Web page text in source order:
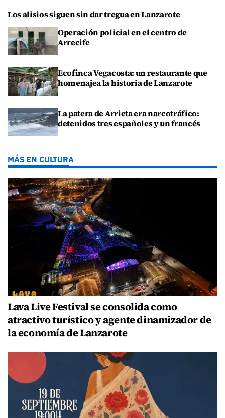
Los alisios siguen sin dar tregua en Lanzarote
Operación policial en el centro de
Arrecife
Ecofinca Vegacosta: un restaurante que
homenajea la historia de Lanzarote
La patera de Arrieta era narcotráfico:
detenidos tres españoles y un francés
MÁS EN CULTURA
Lava Live Festival se consolida como
atractivo turístico y agente dinamizador de
la economía de Lanzarote